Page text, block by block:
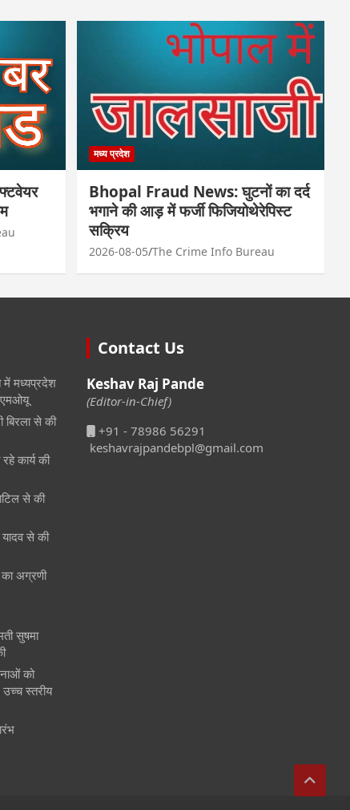
मध्य प्रदेश
Bhopal Fraud News: घुटनों का दर्द
भगाने की आड़ में फर्जी फिजियोथेरेपिस्ट
सक्रिय
2026-08-05 The Crime Info Bureau
में मध्यप्रदेश
एमओयू
बिरला से की
कार्य की
से की
से की
अग्रणी
सुषमा
को
स्तरीय
Contact Us
Keshav Raj Pande
(Editor-in-Chief)
+91 - 78986 56291
keshavrajpandebpl@gmail.com